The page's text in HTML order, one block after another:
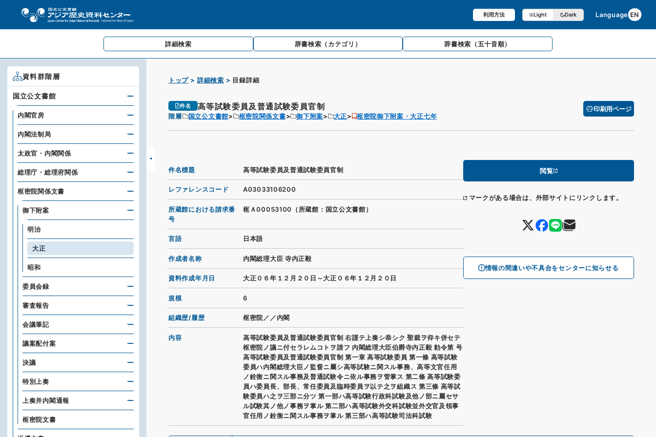
利用方法 Light Dark Language EN
詳細検索 辞書検索 （カテゴリ） 辞書検索 （五十音順）
トップ 詳細検索 目録詳細
件名 高等試験委員及普通試験委員官制
階層 国立公文書館 枢密院関係文書 御下附案 大正 枢密院御下附案・大正七年
印刷用ページ
閲覧
マークがある場合は、外部サイトにリンクします。
情報の間違いや不具合をセンターに知らせる
件名標題 高等試験委員及普通試験委員官制
レファレンスコード A03033106200
所蔵館における請求番
号
枢Ａ00053100（所蔵館：国立公文書館）
言語 日本語
作成者名称 内閣総理大臣 寺内正毅
資料作成年月日 大正０６年１２月２０日～大正０６年１２月２０日
規模 6
組織歴/履歴 枢密院／／内閣
内容
高等試験委員及普通試験委員官制 右謹テ上奏シ恭シク 聖裁ヲ仰キ併セテ
枢密院ノ議ニ付セラレムコトヲ請フ 内閣総理大臣伯爵寺内正毅 勅令第 号
高等試験委員及普通試験委員官制 第一章 高等試験委員 第一條 高等試験
委員ハ内閣総理大臣ノ監督ニ屬シ高等試験ニ関スル事務、高等文官任用
ノ銓衡ニ関スル事務及普通試験令ニ依ル事務ヲ管掌ス 第二條 高等試験委
員ハ委員長、部長、常任委員及臨時委員ヲ以テ之ヲ組織ス 第三條 高等試
験委員ハ之ヲ三部ニ分ツ 第一部ハ高等試験行政科試験及他ノ部ニ屬セサ
ル試験其ノ他ノ事務ヲ掌ル 第二部ハ高等試験外交科試験並外交官及領事
官任用ノ銓衡ニ関スル事務ヲ掌ル 第三部ハ高等試験司法科試験
資料群階層
国立公文書館
内閣官房
内閣法制局
太政官・内閣関係
総理庁・総理府関係
枢密院関係文書
御下附案
明治
大正
昭和
委員会録
審査報告
会議筆記
議案配付案
決議
特別上奏
上奏并内閣通報
枢密院文書